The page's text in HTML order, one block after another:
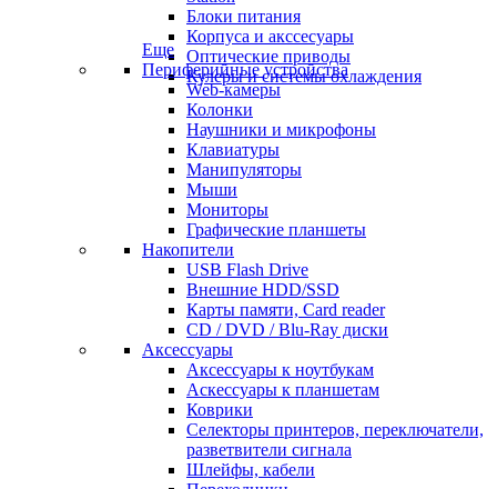
Блоки питания
Корпуса и акссесуары
Оптические приводы
Кулеры и системы охлаждения
Еще
Периферийные устройства
Web-камеры
Колонки
Наушники и микрофоны
Клавиатуры
Манипуляторы
Мыши
Мониторы
Графические планшеты
Накопители
USB Flash Drive
Внешние HDD/SSD
Карты памяти, Card reader
CD / DVD / Blu-Ray диски
Аксессуары
Аксессуары к ноутбукам
Аскессуары к планшетам
Коврики
Селекторы принтеров, переключатели,
разветвители сигнала
Шлейфы, кабели